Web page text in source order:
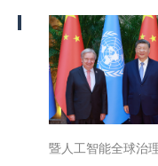
暨人工智能全球治